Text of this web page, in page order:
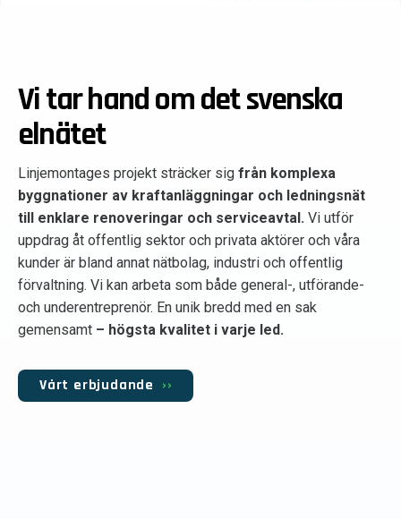
Vi tar hand om det svenska
elnätet
Linjemontages projekt sträcker sig från komplexa
byggnationer av kraftanläggningar och ledningsnät
till enklare renoveringar och serviceavtal. Vi utför
uppdrag åt offentlig sektor och privata aktörer och våra
kunder är bland annat nätbolag, industri och offentlig
förvaltning. Vi kan arbeta som både general-, utförande-
och underentreprenör. En unik bredd med en sak
gemensamt – högsta kvalitet i varje led.
Vårt erbjudande